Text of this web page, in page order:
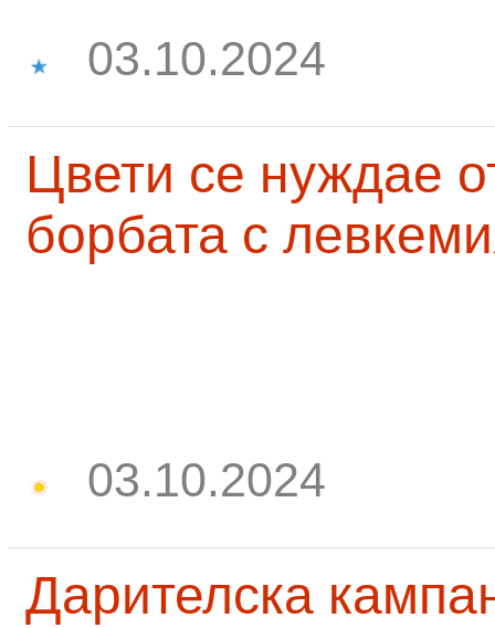
03.10.2024
Цвети се нуждае
борбата с
03.10.2024
Дарителска